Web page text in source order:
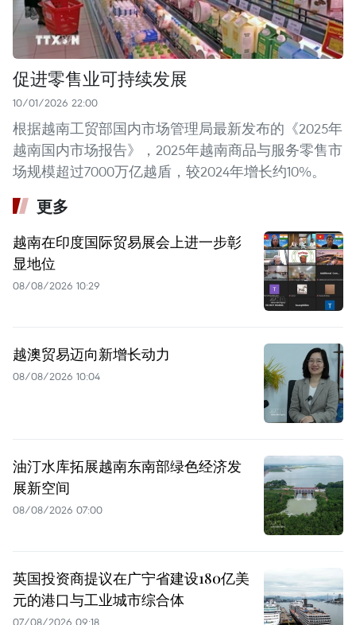
促进零售业可持续发展
10/01/2026 22:00
根据越南工贸部国内市场管理局最新发布的《2025年
越南国内市场报告》，2025年越南商品与服务零售市
场规模超过7000万亿越盾，较2024年增长约10%。
更多
越南在印度国际贸易展会上进一步彰
显地位
08/08/2026 10:29
越澳贸易迈向新增长动力
08/08/2026 10:04
油汀水库拓展越南东南部绿色经济发
展新空间
08/08/2026 07:00
英国投资商提议在广宁省建设180亿美
元的港口与工业城市综合体